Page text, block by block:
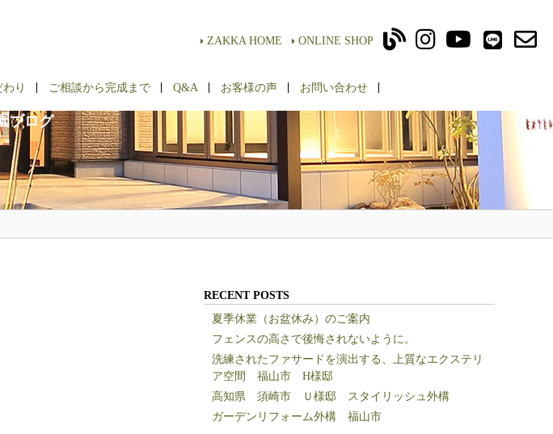
ZAKKA HOME ONLINE SHOP
わり ご相談から完成まで Q&A お客様の声 お問い合わせ
ブログ
RECENT POSTS
夏季休業（お盆休み）のご案内
フェンスの高さで後悔されないように。
洗練されたファサードを演出する、上質なエクステリ
ア空間 福山市 H様邸
高知県 須崎市 Ｕ様邸 スタイリッシュ外構
ガーデンリフォーム外構 福山市